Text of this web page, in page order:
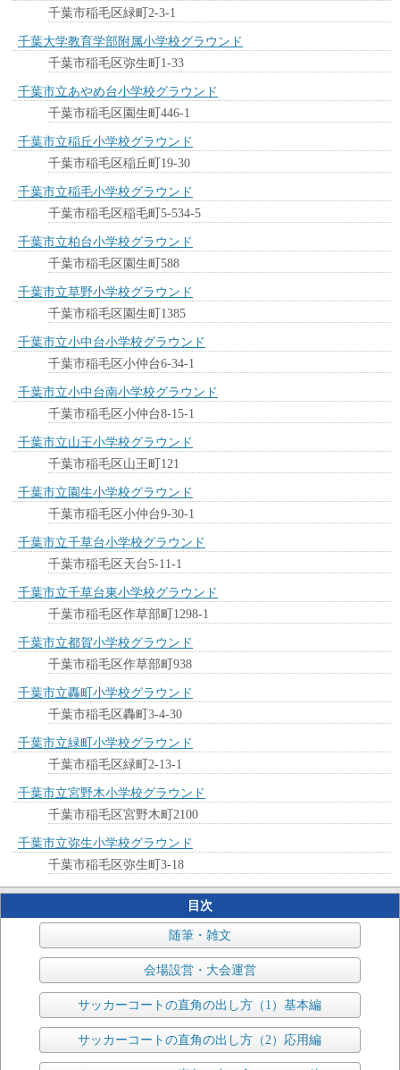
千葉市稲毛区緑町2-3-1
千葉大学教育学部附属小学校グラウンド
千葉市稲毛区弥生町1-33
千葉市立あやめ台小学校グラウンド
千葉市稲毛区園生町446-1
千葉市立稲丘小学校グラウンド
千葉市稲毛区稲丘町19-30
千葉市立稲毛小学校グラウンド
千葉市稲毛区稲毛町5-534-5
千葉市立柏台小学校グラウンド
千葉市稲毛区園生町588
千葉市立草野小学校グラウンド
千葉市稲毛区園生町1385
千葉市立小中台小学校グラウンド
千葉市稲毛区小仲台6-34-1
千葉市立小中台南小学校グラウンド
千葉市稲毛区小仲台8-15-1
千葉市立山王小学校グラウンド
千葉市稲毛区山王町121
千葉市立園生小学校グラウンド
千葉市稲毛区小仲台9-30-1
千葉市立千草台小学校グラウンド
千葉市稲毛区天台5-11-1
千葉市立千草台東小学校グラウンド
千葉市稲毛区作草部町1298-1
千葉市立都賀小学校グラウンド
千葉市稲毛区作草部町938
千葉市立轟町小学校グラウンド
千葉市稲毛区轟町3-4-30
千葉市立緑町小学校グラウンド
千葉市稲毛区緑町2-13-1
千葉市立宮野木小学校グラウンド
千葉市稲毛区宮野木町2100
千葉市立弥生小学校グラウンド
千葉市稲毛区弥生町3-18
目次
随筆・雑文
会場設営・大会運営
サッカーコートの直角の出し方（1）基本編
サッカーコートの直角の出し方（2）応用編